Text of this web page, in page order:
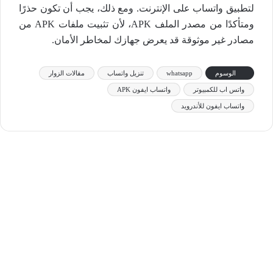
لتطبيق واتساب على الإنترنت. ومع ذلك، يجب أن تكون حذرًا
ومتأكدًا من مصدر الملف APK، لأن تثبيت ملفات APK من
مصادر غير موثوقة قد يعرض جهازك لمخاطر الأمان.
الوسوم whatsapp تنزيل واتساب مقالات الزوار
واتس اب للكمبيوتر واتساب ايفون APK
واتساب ايفون للأندرويد